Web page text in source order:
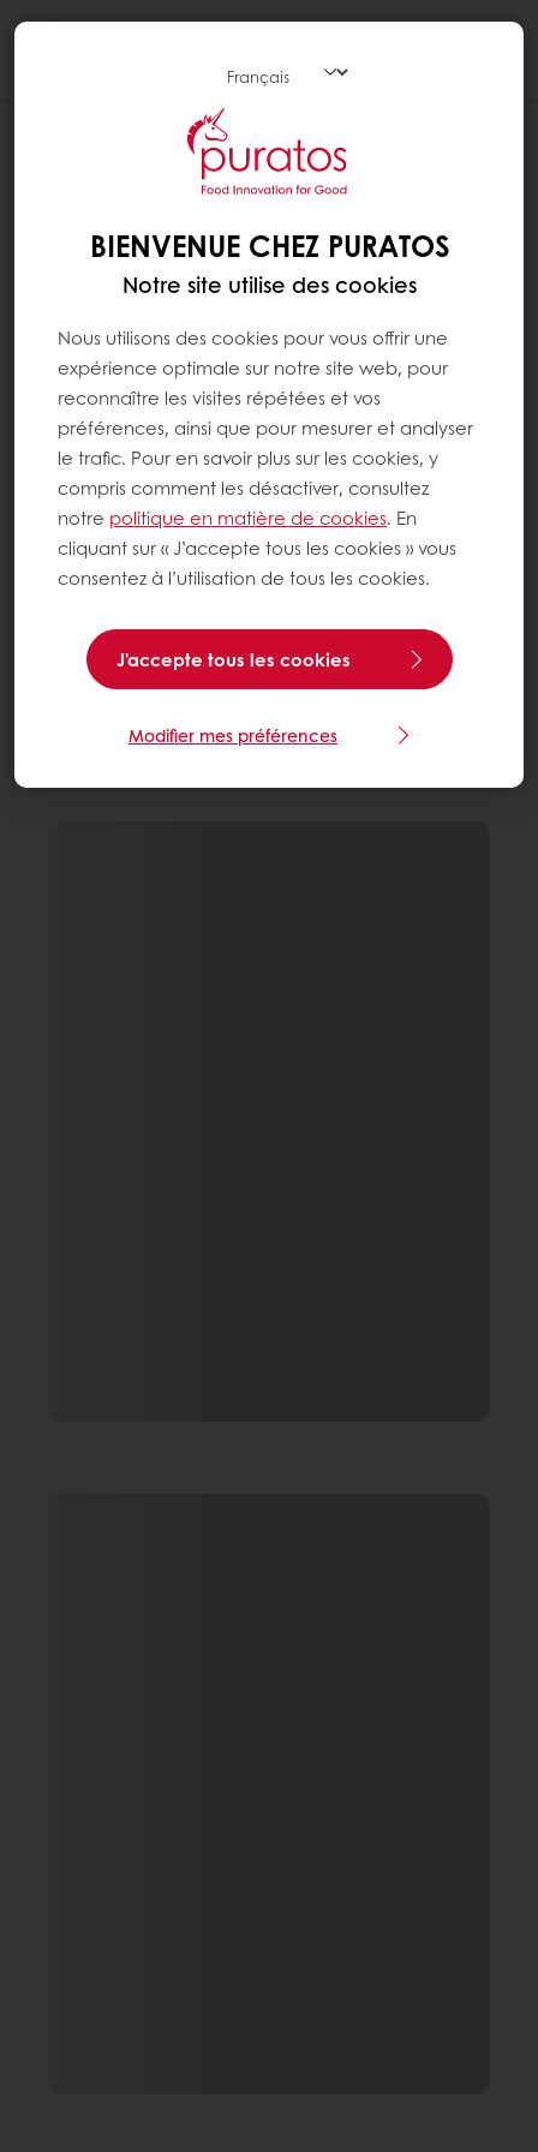
BIENVENUE CHEZ PURATOS
Notre site utilise des cookies
Nous utilisons des cookies pour vous offrir une
expérience optimale sur notre site web, pour
reconnaître les visites répétées et vos
préférences, ainsi que pour mesurer et analyser
le trafic. Pour en savoir plus sur les cookies, y
compris comment les désactiver, consultez
notre politique en matière de cookies. En
cliquant sur « J’accepte tous les cookies » vous
consentez à l’utilisation de tous les cookies.
J'accepte tous les cookies
Modifier mes préférences